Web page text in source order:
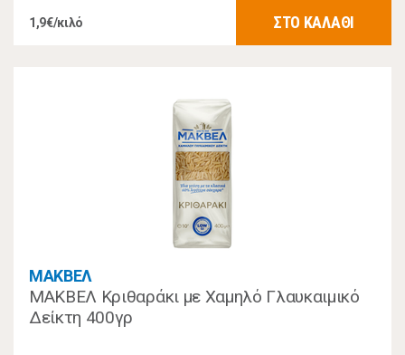
1,9€/κιλό ΣΤΟ ΚΑΛΑΘΙ
ΜΑΚΒΕΛ
ΜΑΚΒΕΛ Κριθαράκι με Χαμηλό Γλαυκαιμικό
Δείκτη 400γρ